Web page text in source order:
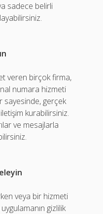
sadece belirli
veren birçok firma,
numara hizmeti
sayesinde, gerçek
kurabilirsiniz.
ve mesajlarla
veya bir hizmeti
gizlilik